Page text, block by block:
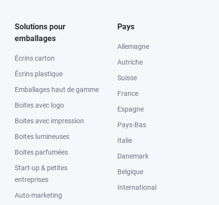
Solutions pour
emballages
Écrins carton
Écrins plastique
Emballages haut de gamme
Boites avec logo
Boites avec impression
Boites lumineuses
Boites parfumées
Start-up & petites
entreprises
Auto-marketing
Pays
Allemagne
Autriche
Suisse
France
Espagne
Pays-Bas
Italie
Danemark
Belgique
International